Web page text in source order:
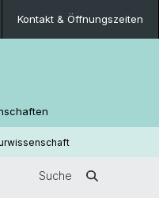
Kontakt & Öffnungszeiten
Suche